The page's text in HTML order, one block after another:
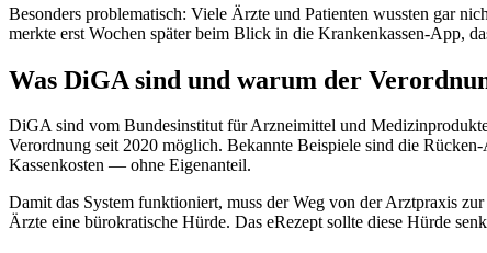
Besonders problematisch: Viele Ärzte und Patienten wussten gar
merkte erst Wochen später beim Blick in die Krankenkassen-App,
Was DiGA sind und warum der
DiGA sind vom Bundesinstitut für Arzneimittel und
Verordnung seit 2020 möglich. Bekannte Beispiele sind die
Kassenkosten — ohne Eigenanteil.
Damit das System funktioniert, muss der Weg von der Arztpraxis
Ärzte eine bürokratische Hürde. Das eRezept sollte diese Hürde